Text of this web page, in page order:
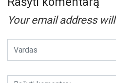
Your email address